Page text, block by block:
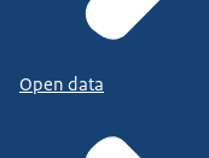
Open data